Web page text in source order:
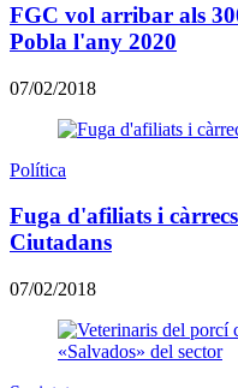
FGC vol arribar als
Pobla l'any 2020
07/02/2018
Política
Fuga d'afiliats i
Ciutadans
07/02/2018